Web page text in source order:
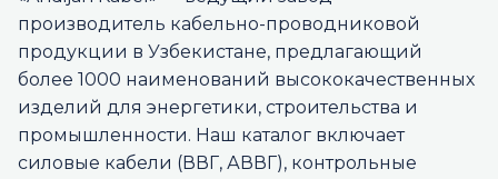
производитель кабельно-проводниковой
продукции в Узбекистане, предлагающий
более 1000 наименований высококачественных
изделий для энергетики, строительства и
промышленности. Наш каталог включает
силовые кабели (ВВГ, АВВГ), контрольные